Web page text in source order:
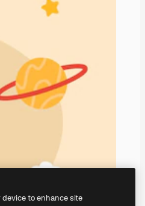
device to enhance site